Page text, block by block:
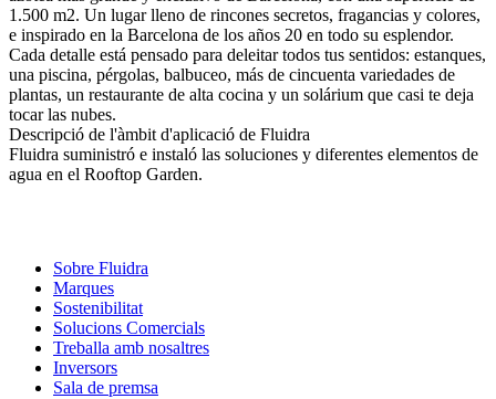
1.500 m2. Un lugar lleno de rincones secretos, fragancias y colores,
e inspirado en la Barcelona de los años 20 en todo su esplendor.
Cada detalle está pensado para deleitar todos tus sentidos: estanques,
una piscina, pérgolas, balbuceo, más de cincuenta variedades de
plantas, un restaurante de alta cocina y un solárium que casi te deja
tocar las nubes.
Descripció de l'àmbit d'aplicació de Fluidra
Fluidra suministró e instaló las soluciones y diferentes elementos de
agua en el Rooftop Garden.
Sobre Fluidra
Marques
Sostenibilitat
Solucions Comercials
Treballa amb nosaltres
Inversors
Sala de premsa